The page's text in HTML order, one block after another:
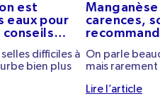
est
eaux pour
difficiles à
bien plus
carences,
On parle
mais rarement
Lire l’article